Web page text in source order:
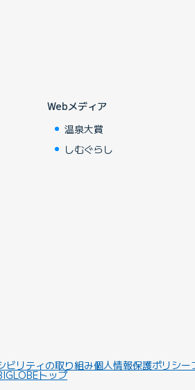
Webメディア
温泉大賞
しむぐらし
ビリティの取り組み個人情報保護ポリシー
トップ